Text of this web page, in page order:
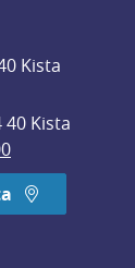
Kista
40 Kista